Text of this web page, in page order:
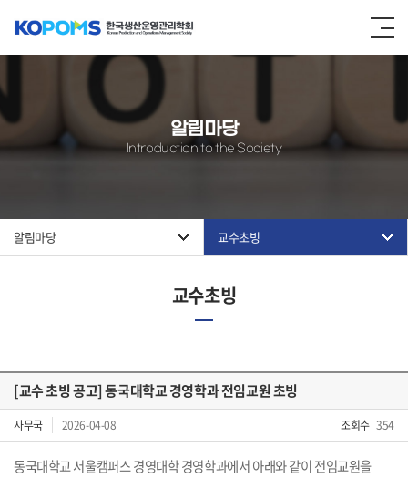
알림마당
Introduction to the Society
알림마당 교수초빙
교수초빙
[교수 초빙 공고] 동국대학교 경영학과 전임교원 초빙
사무국 2026-04-08 조회수 354
동국대학교 서울캠퍼스 경영대학 경영학과에서 아래와 같이 전임교원을